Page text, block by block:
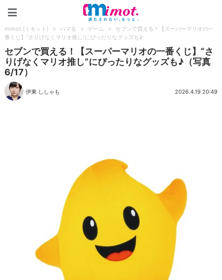
mimot.(ミモット) > ハマる > ゲーム >
セブンで買える！【スーパーマリオの一
番くじ】“さりげなくマリオ推し”にぴったりなグッズも♪
セブンで買える！【スーパーマリオの一番くじ】“さ
りげなくマリオ推し”にぴったりなグッズも♪（写真
6/17）
伊東 ししゃも 2026.4.19 20:49